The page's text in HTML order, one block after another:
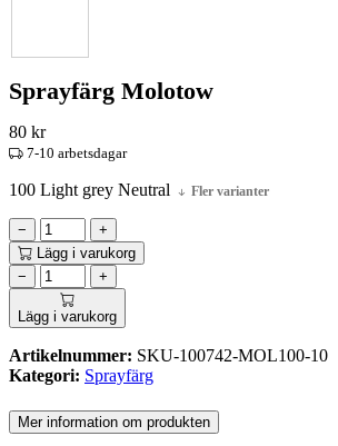
Sprayfärg Molotow
80 kr
7-10 arbetsdagar
100 Light grey Neutral Fler varianter
−
+
Lägg i varukorg
−
+
Lägg i varukorg
Artikelnummer: SKU-100742-MOL100-10
Kategori: Sprayfärg
Mer information om produkten